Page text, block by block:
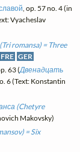
, op. 57 no. 4 (in
Vyacheslav
romansa) = Three
FRE GER
63 (Двенадцать
6 (Text: Konstantin
(Chetyre
Makovsky)
= Six